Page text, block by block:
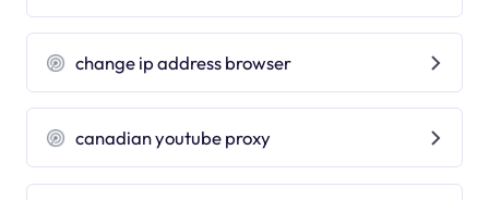
change ip address browser
canadian youtube proxy